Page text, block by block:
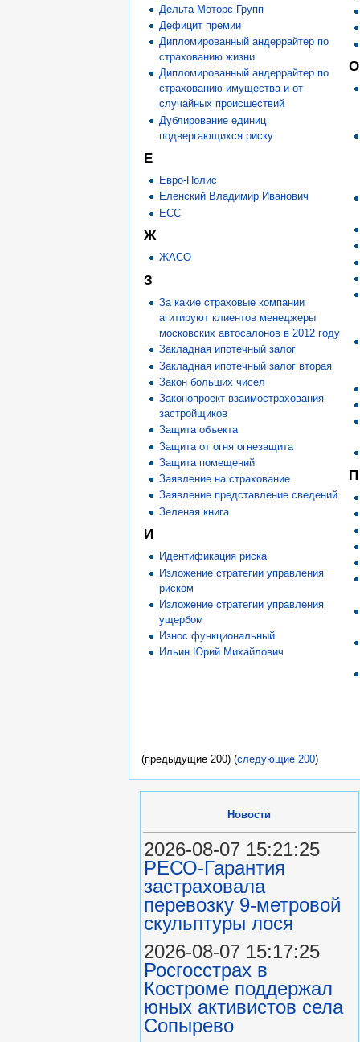
Дельта Моторс Групп
Дефицит премии
Дипломированный андеррайтер по
страхованию жизни
Дипломированный андеррайтер по
страхованию имущества и от
случайных происшествий
Дублирование единиц
подвергающихся риску
Е
Евро-Полис
Еленский Владимир Иванович
ЕСС
Ж
ЖАСО
З
За какие страховые компании
агитируют клиентов менеджеры
московских автосалонов в 2012 году
Закладная ипотечный залог
Закладная ипотечный залог вторая
Закон больших чисел
Законопроект взаимострахования
застройщиков
Защита объекта
Защита от огня огнезащита
Защита помещений
Заявление на страхование
Заявление представление сведений
Зеленая книга
И
Идентификация риска
Изложение стратегии управления
риском
Изложение стратегии управления
ущербом
Износ функциональный
Ильин Юрий Михайлович
О
П
(предыдущие 200) (следующие 200)
Новости
2026-08-07 15:21:25
РЕСО-Гарантия
застраховала
перевозку 9-метровой
скульптуры лося
2026-08-07 15:17:25
Росгосстрах в
Костроме поддержал
юных активистов села
Сопырево